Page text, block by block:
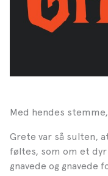
Med hendes
Grete var så sulten,
føltes, som om et
gnavede og gnavede